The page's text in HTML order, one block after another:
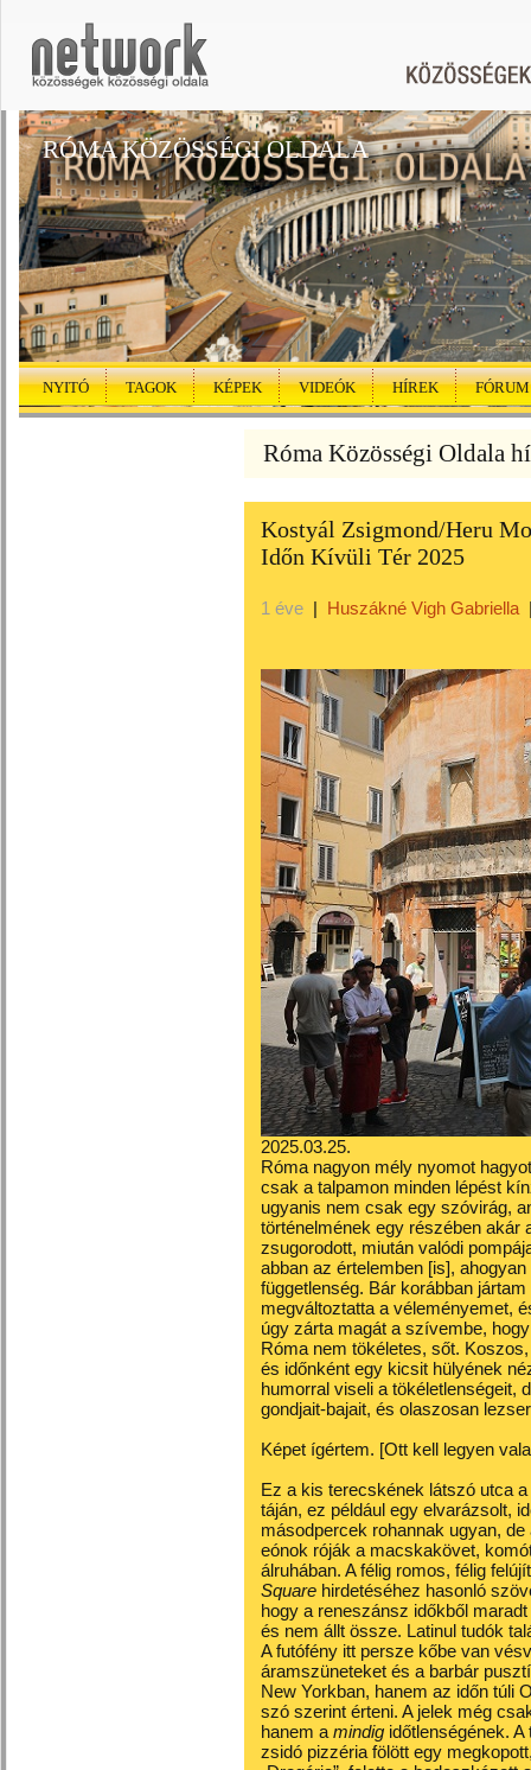
RÓMA KÖZÖSSÉGI OLDALA
NYITÓ TAGOK KÉPEK VIDEÓK HÍREK FÓRUM
Róma Közösségi Oldala
Kostyál Zsigmond/Heru
Időn Kívüli Tér 2025
1 éve | Huszákné Vigh Gabriella
2025.03.25.
Róma nagyon mély nyomot
csak a talpamon minden lépést
ugyanis nem csak egy szóvirág,
történelmének egy részében akár
zsugorodott, miután valódi
abban az értelemben [is],
függetlenség. Bár korábban
megváltoztatta a véleményemet,
úgy zárta magát a szívembe,
Róma nem tökéletes, sőt.
és időnként egy kicsit hülyének
humorral viseli a tökéletlenségeit,
gondjait-bajait, és olaszosan
Képet ígértem. [Ott kell legyen
Ez a kis terecskének látszó utca a
táján, ez például egy elvarázsolt,
másodpercek rohannak ugyan,
eónok róják a macskakövet,
álruhában. A félig romos, félig
Square hirdetéséhez hasonló
hogy a reneszánsz időkből
és nem állt össze. Latinul tudók
A futófény itt persze kőbe van
áramszüneteket és a barbár
New Yorkban, hanem az időn túli
szó szerint érteni. A jelek még
hanem a mindig időtlenségének.
zsidó pizzéria fölött egy